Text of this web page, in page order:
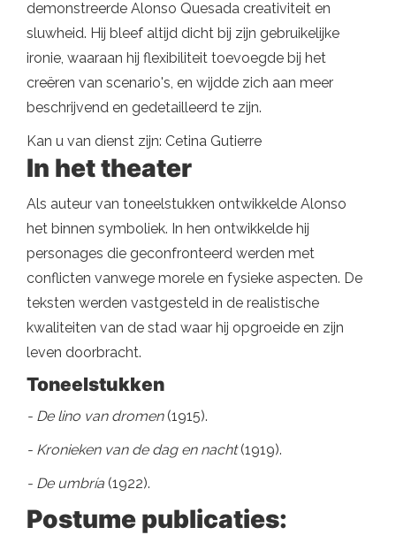
demonstreerde Alonso Quesada creativiteit en
sluwheid. Hij bleef altijd dicht bij zijn gebruikelijke
ironie, waaraan hij flexibiliteit toevoegde bij het
creëren van scenario's, en wijdde zich aan meer
beschrijvend en gedetailleerd te zijn.
Kan u van dienst zijn: Cetina Gutierre
In het theater
Als auteur van toneelstukken ontwikkelde Alonso
het binnen symboliek. In hen ontwikkelde hij
personages die geconfronteerd werden met
conflicten vanwege morele en fysieke aspecten. De
teksten werden vastgesteld in de realistische
kwaliteiten van de stad waar hij opgroeide en zijn
leven doorbracht.
Toneelstukken
- De lino van dromen(1915).
- Kronieken van de dag en nacht(1919).
- De umbría (1922).
Postume publicaties: